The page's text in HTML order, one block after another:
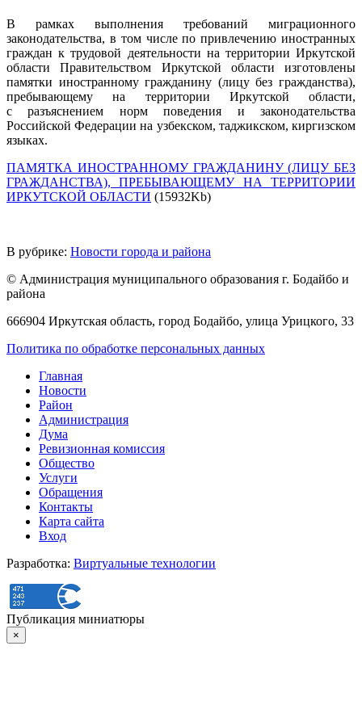
В рамках выполнения требований миграционного
законодательства, в том числе по привлечению иностранных
граждан к трудовой деятельности на территории Иркутской
области Правительством Иркутской области изготовлены
памятки иностранному гражданину (лицу без гражданства),
пребывающему на территории Иркутской области,
с разъяснением норм поведения и законодательства
Российской Федерации на узбекском, таджикском, киргизском
языках.
ПАМЯТКА ИНОСТРАННОМУ ГРАЖДАНИНУ (ЛИЦУ БЕЗ
ГРАЖДАНСТВА), ПРЕБЫВАЮЩЕМУ НА ТЕРРИТОРИИ
ИРКУТСКОЙ ОБЛАСТИ (15932Kb)
В рубрике: Новости города и района
© Администрация муниципального образования г. Бодайбо и
района
666904 Иркутская область, город Бодайбо, улица Урицкого, 33
Политика по обработке персональных данных
Главная
Новости
Район
Администрация
Дума
Ревизионная комиссия
Общество
Услуги
Обращения
Контакты
Карта сайта
Вход
Разработка: Виртуальные технологии
Публикация миниатюры
×